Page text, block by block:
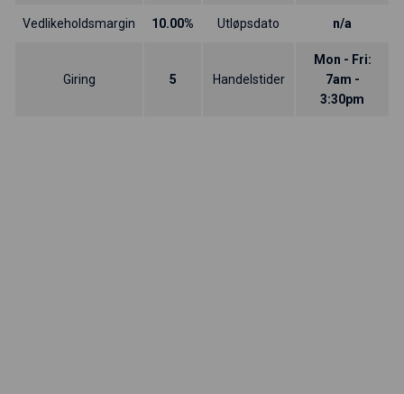
Vedlikeholdsmargin 10.00% Utløpsdato n/a
Giring 5 Handelstider
Mon - Fri:
7am -
3:30pm